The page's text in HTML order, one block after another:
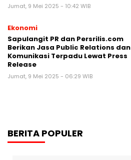
Jumat, 9 Mei 2025 - 10:42 WIB
Ekonomi
Sapulangit PR dan Persrilis.com
Berikan Jasa Public Relations dan
Komunikasi Terpadu Lewat Press
Release
Jumat, 9 Mei 2025 - 06:29 WIB
BERITA POPULER